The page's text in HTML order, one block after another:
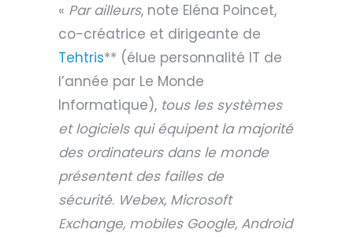
« Par ailleurs, note Eléna Poincet,
co-créatrice et dirigeante de
Tehtris** (élue personnalité IT de
l’année par Le Monde
Informatique), tous les systèmes
et logiciels qui équipent la majorité
des ordinateurs dans le monde
présentent des failles de
sécurité. Webex, Microsoft
Exchange, mobiles Google, Android